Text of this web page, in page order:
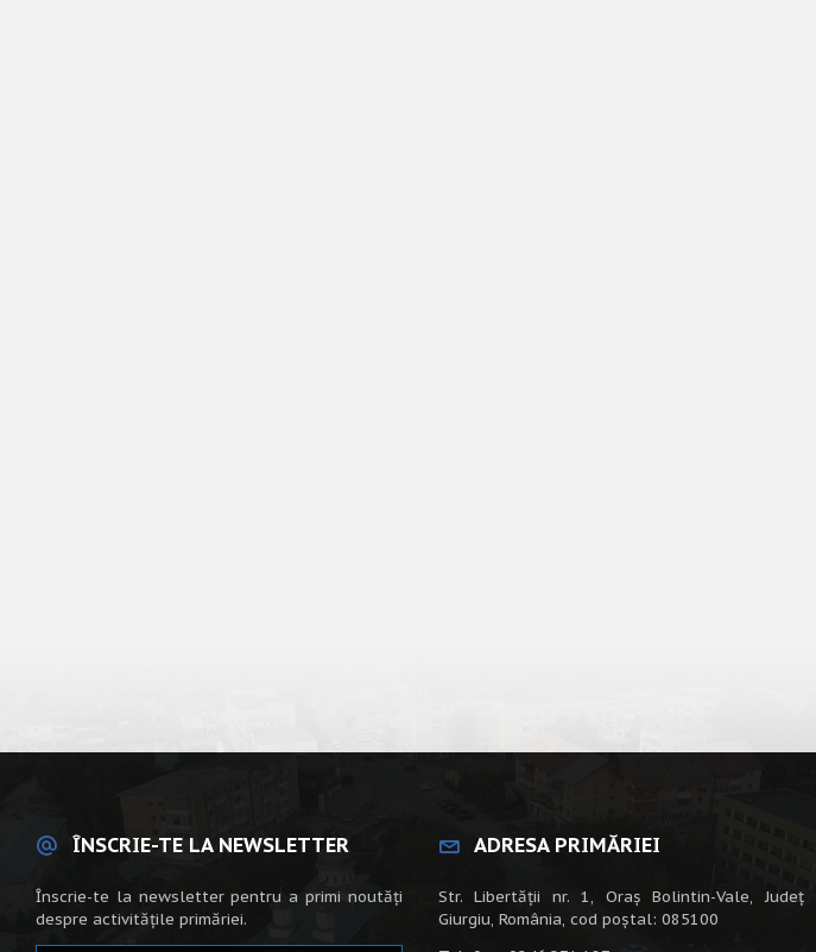
ÎNSCRIE-TE LA NEWSLETTER
Înscrie-te la newsletter pentru a primi noutăți
despre activitățile primăriei.
ADRESA PRIMĂRIEI
Str. Libertății nr. 1, Oraș Bolintin-Vale, Județ
Giurgiu, România, cod poștal: 085100